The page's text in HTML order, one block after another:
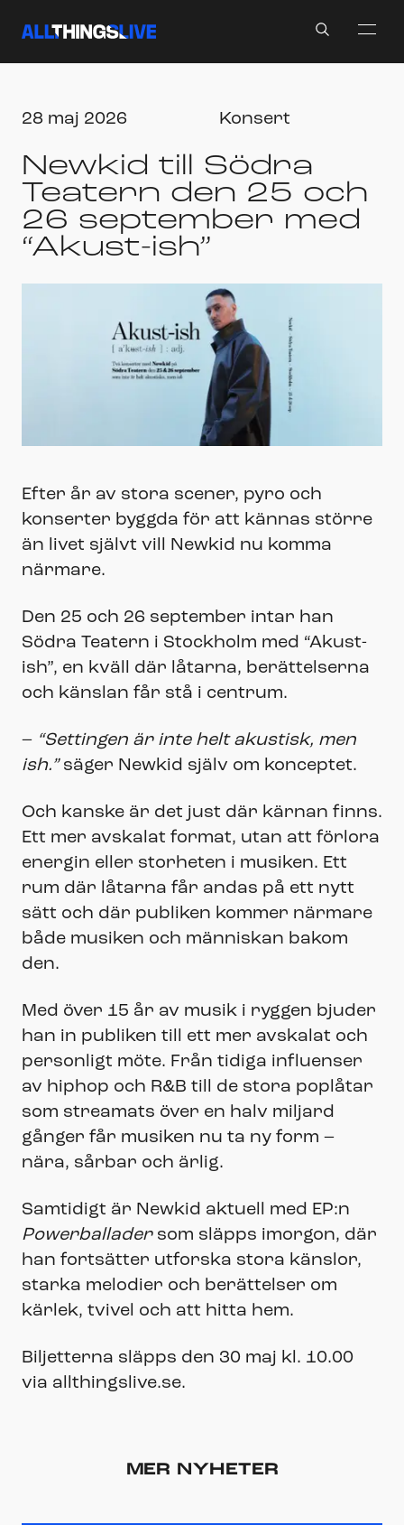
28 maj 2026 Konsert
Newkid till Södra
Teatern den 25 och
26 september med
“Akust-ish”
Efter år av stora scener, pyro och
konserter byggda för att kännas större
än livet självt vill Newkid nu komma
närmare.
Den 25 och 26 september intar han
Södra Teatern i Stockholm med “Akust-
ish”, en kväll där låtarna, berättelserna
och känslan får stå i centrum.
– “Settingen är inte helt akustisk, men
ish.”säger Newkid själv om konceptet.
Och kanske är det just där kärnan finns.
Ett mer avskalat format, utan att förlora
energin eller storheten i musiken. Ett
rum där låtarna får andas på ett nytt
sätt och där publiken kommer närmare
både musiken och människan bakom
den.
Med över 15 år av musik i ryggen bjuder
han in publiken till ett mer avskalat och
personligt möte. Från tidiga influenser
av hiphop och R&B till de stora poplåtar
som streamats över en halv miljard
gånger får musiken nu ta ny form –
nära, sårbar och ärlig.
Samtidigt är Newkid aktuell med EP:n
Powerballadersom släpps imorgon, där
han fortsätter utforska stora känslor,
starka melodier och berättelser om
kärlek, tvivel och att hitta hem.
Biljetterna släpps den 30 maj kl. 10.00
via allthingslive.se.
MER NYHETER